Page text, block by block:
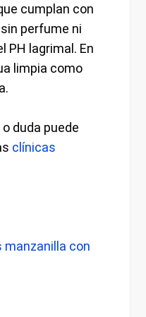
cumplan con
perfume ni
PH lagrimal. En
limpia como
duda puede
clínicas
manzanilla con